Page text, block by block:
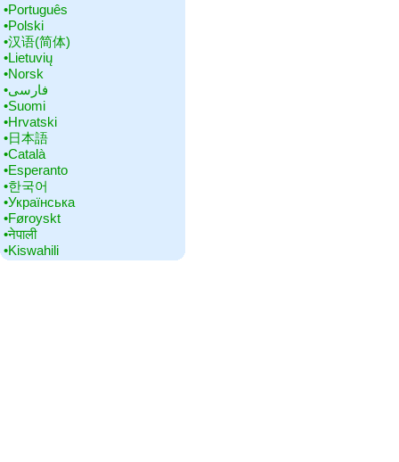
•‎Português
•‎Polski
•‎汉语(简体)
•‎Lietuvių
•‎Norsk
•‎فارسی
•‎Suomi
•‎Hrvatski
•‎日本語
•‎Català
•‎Esperanto
•‎한국어
•‎Українська
•‎Føroyskt
•‎नेपाली
•‎Kiswahili